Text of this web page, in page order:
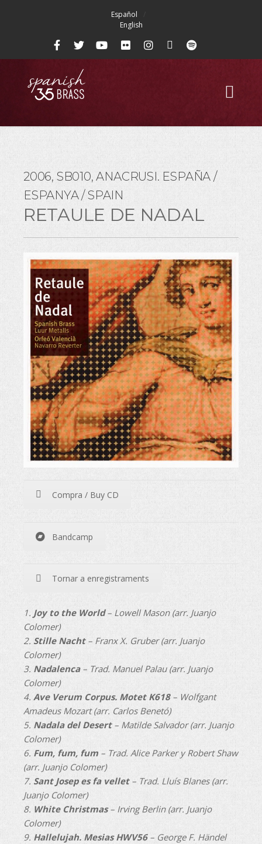
Español
English
2006, SB010, ANACRUSI. ESPAÑA /
ESPANYA / SPAIN
RETAULE DE NADAL
Compra / Buy CD
Bandcamp
Tornar a enregistraments
1. Joy to the World– Lowell Mason (arr. Juanjo
Colomer)
2. Stille Nacht– Franx X. Gruber (arr. Juanjo
Colomer)
3. Nadalenca– Trad. Manuel Palau (arr. Juanjo
Colomer)
4. Ave Verum Corpus. Motet K618– Wolfgant
Amadeus Mozart (arr. Carlos Benetó)
5. Nadala del Desert– Matilde Salvador (arr. Juanjo
Colomer)
6. Fum, fum, fum – Trad. Alice Parker y Robert Shaw
(arr. Juanjo Colomer)
7. Sant Josep es fa vellet– Trad. Lluís Blanes (arr.
Juanjo Colomer)
8. White Christmas– Irving Berlin (arr. Juanjo
Colomer)
9. Hallelujah. Mesias HWV56– George F. Händel